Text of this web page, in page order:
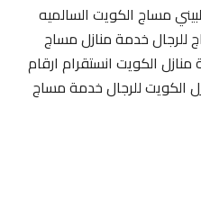
24 ساعة فلبيني مساج الكويت السالميه
٢٤ ساعة مساج للرجال خدمة منازل مساج
الكويت انستقرام ارقام
الكويت للرجال خدمة مساج